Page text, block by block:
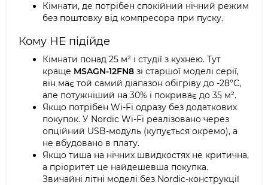
Кімнати, де потрібен спокійний нічний режим
без поштовху від компресора при пуску.
Кому НЕ підійде
Кімнати понад 25 м² і студії з кухнею. Тут
краще MSAGN-12FN8 зі старшої моделі серії,
він має той самий діапазон обігріву до -28°C,
але потужніший на 30% і покриває до 35 м².
Якщо потрібен Wi-Fi одразу без додаткових
покупок. У Nordic Wi-Fi реалізовано через
опційний USB-модуль (купується окремо), а
не вбудовано в плату.
Якщо тиша на нічних швидкостях не критична,
а пріоритет це найдешевша покупка.
Звичайні літні моделі без Nordic-конструкції